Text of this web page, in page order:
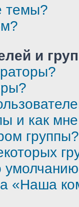
темы?
и
и как
группы?
«Наша